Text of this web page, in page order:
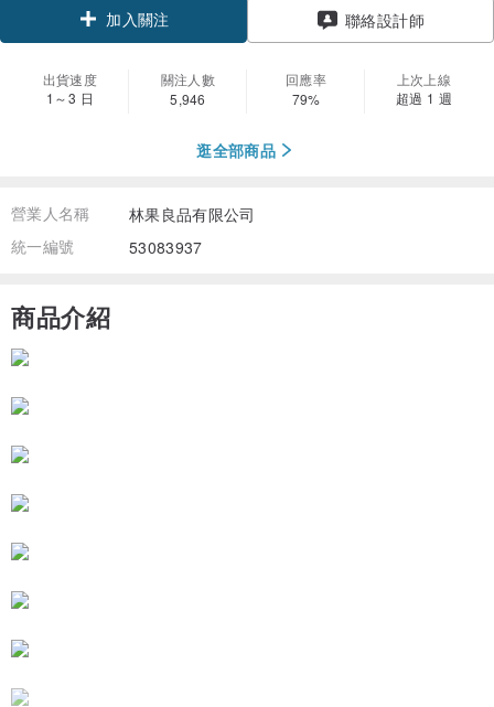
加入關注 聯絡設計師
出貨速度
1～3 日
關注人數
5,946
回應率
79%
上次上線
超過 1 週
逛全部商品
營業人名稱
林果良品有限公司
統一編號
53083937
商品介紹